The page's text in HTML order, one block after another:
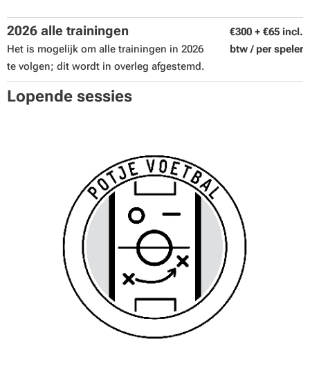
2026 alle trainingen
Het is mogelijk om alle trainingen in 2026
te volgen; dit wordt in overleg afgestemd.
€300 + €65 incl.
btw / per speler
Lopende sessies